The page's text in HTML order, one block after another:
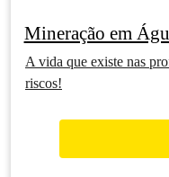
Mineração em
A vida que existe nas
riscos!